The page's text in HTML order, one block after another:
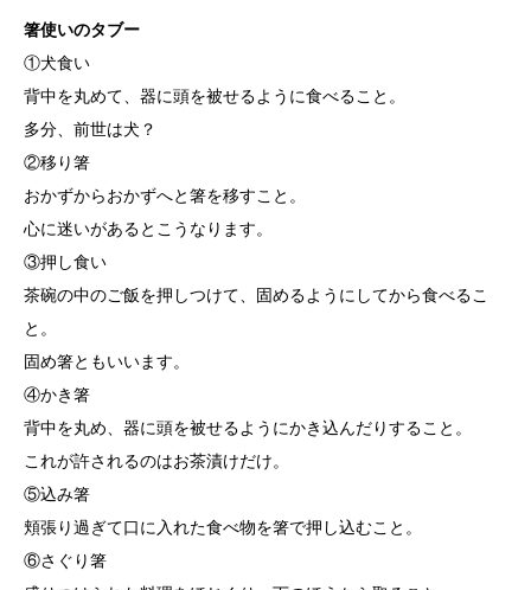
箸使いのタブー
①犬食い
背中を丸めて、器に頭を被せるように食べること。
多分、前世は犬？
②移り箸
おかずからおかずへと箸を移すこと。
心に迷いがあるとこうなります。
③押し食い
茶碗の中のご飯を押しつけて、固めるようにしてから食べるこ
と。
固め箸ともいいます。
④かき箸
背中を丸め、器に頭を被せるようにかき込んだりすること。
これが許されるのはお茶漬けだけ。
⑤込み箸
頬張り過ぎて口に入れた食べ物を箸で押し込むこと。
⑥さぐり箸